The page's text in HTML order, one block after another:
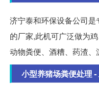
济宁泰和环保设备公司
的厂家,此机可广泛做为
动物粪便、酒糟、药渣、
小型养猪场粪便处理 -